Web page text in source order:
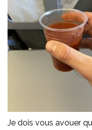
Je dois vous avouer